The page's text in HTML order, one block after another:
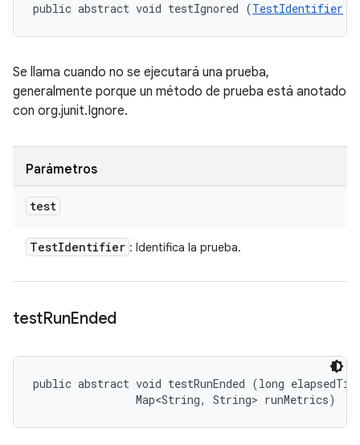
public abstract void testIgnored (TestIdentifier
Se llama cuando no se ejecutará una prueba,
generalmente porque un método de prueba está anotado
con org.junit.Ignore.
Parámetros
test
TestIdentifier : Identifica la prueba.
testRunEnded
public abstract void testRunEnded (long
                Map<String, String> runMetrics)